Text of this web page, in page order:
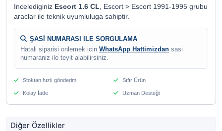
Incelediginiz Escort 1.6 CL, Escort > Escort 1991-1995 grubu
araclar ile teknik uyumluluga sahiptir.
ŞASİ NUMARASI ILE SORGULAMA
Hatali siparisi onlemek icin WhatsApp Hattimizdan sasi
numaraniz ile teyit alabilirsiniz.
Stoktan hızlı gönderim Sıfır Ürün
Kolay İade Uzman Desteği
Diğer Özellikler